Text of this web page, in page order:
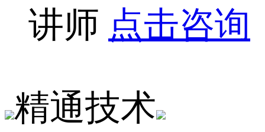
讲师 点击咨询
精通技术